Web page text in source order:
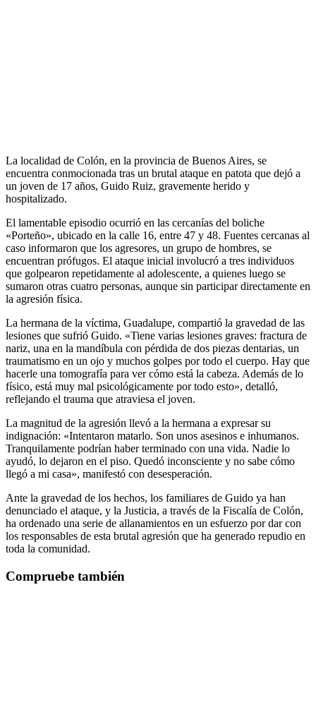
La localidad de Colón, en la provincia de Buenos Aires, se
encuentra conmocionada tras un brutal ataque en patota que dejó a
un joven de 17 años, Guido Ruiz, gravemente herido y
hospitalizado.
El lamentable episodio ocurrió en las cercanías del boliche
«Porteño», ubicado en la calle 16, entre 47 y 48. Fuentes cercanas al
caso informaron que los agresores, un grupo de hombres, se
encuentran prófugos. El ataque inicial involucró a tres individuos
que golpearon repetidamente al adolescente, a quienes luego se
sumaron otras cuatro personas, aunque sin participar directamente en
la agresión física.
La hermana de la víctima, Guadalupe, compartió la gravedad de las
lesiones que sufrió Guido. «Tiene varias lesiones graves: fractura de
nariz, una en la mandíbula con pérdida de dos piezas dentarias, un
traumatismo en un ojo y muchos golpes por todo el cuerpo. Hay que
hacerle una tomografía para ver cómo está la cabeza. Además de lo
físico, está muy mal psicológicamente por todo esto», detalló,
reflejando el trauma que atraviesa el joven.
La magnitud de la agresión llevó a la hermana a expresar su
indignación: «Intentaron matarlo. Son unos asesinos e inhumanos.
Tranquilamente podrían haber terminado con una vida. Nadie lo
ayudó, lo dejaron en el piso. Quedó inconsciente y no sabe cómo
llegó a mi casa», manifestó con desesperación.
Ante la gravedad de los hechos, los familiares de Guido ya han
denunciado el ataque, y la Justicia, a través de la Fiscalía de Colón,
ha ordenado una serie de allanamientos en un esfuerzo por dar con
los responsables de esta brutal agresión que ha generado repudio en
toda la comunidad.
Compruebe también